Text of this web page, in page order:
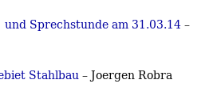
und Sprechstunde am 31.03.14–
Stahlbau–Joergen Robra